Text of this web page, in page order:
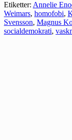
Etiketter: Annelie
Weimars, homofobi,
Svensson, Magnus
socialdemokrati,